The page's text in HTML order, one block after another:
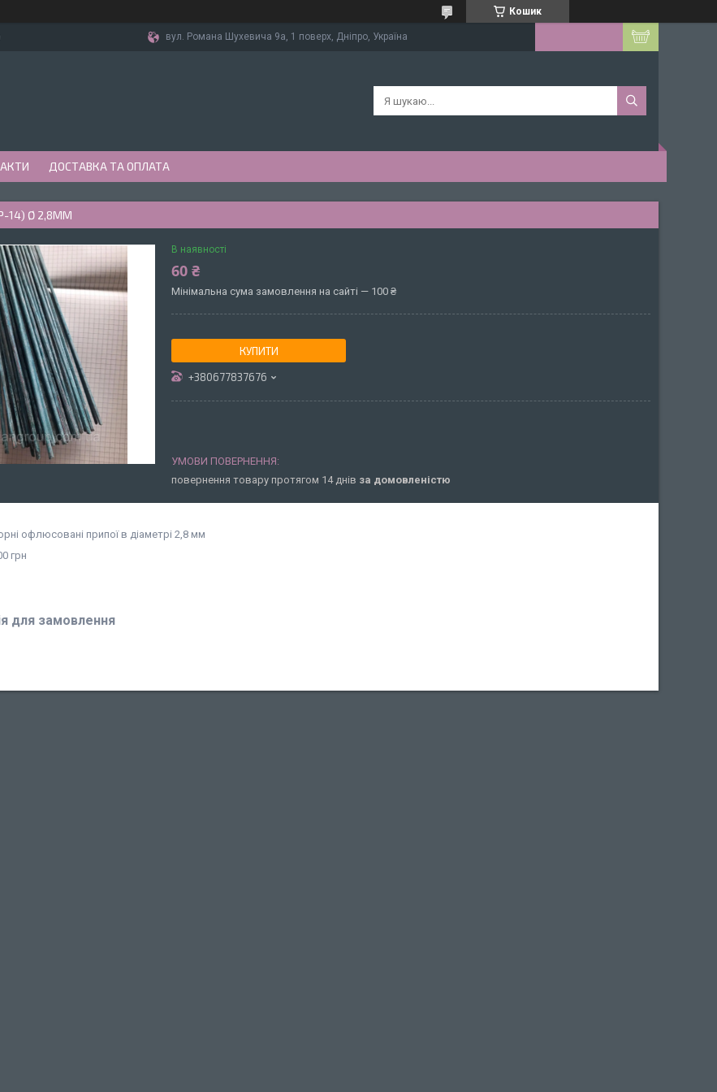
Кошик
вул. Романа Шухевича 9а, 1 поверх, Дніпро, Україна
ДОСТАВКА ТА ОПЛАТА
14) Ø 2,8ММ
В наявності
60 ₴
Мінімальна сума замовлення на сайті — 100 ₴
КУПИТИ
+380677837676
повернення товару протягом 14 днів за домовленістю
офлюсовані припої в діаметрі 2,8 мм
грн
для замовлення